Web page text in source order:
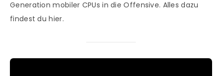
Generation mobiler CPUs in die Offensive. Alles dazu
findest du hier.